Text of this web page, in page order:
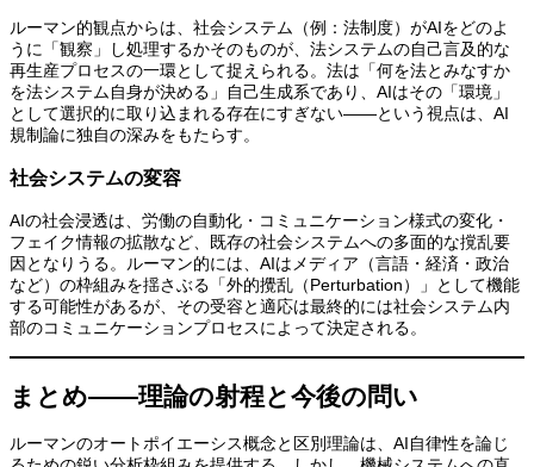
ルーマン的観点からは、社会システム（例：法制度）がAIをどのよ
うに「観察」し処理するかそのものが、法システムの自己言及的な
再生産プロセスの一環として捉えられる。法は「何を法とみなすか
を法システム自身が決める」自己生成系であり、AIはその「環境」
として選択的に取り込まれる存在にすぎない——という視点は、AI
規制論に独自の深みをもたらす。
社会システムの変容
AIの社会浸透は、労働の自動化・コミュニケーション様式の変化・
フェイク情報の拡散など、既存の社会システムへの多面的な撹乱要
因となりうる。ルーマン的には、AIはメディア（言語・経済・政治
など）の枠組みを揺さぶる「外的攪乱（Perturbation）」として機能
する可能性があるが、その受容と適応は最終的には社会システム内
部のコミュニケーションプロセスによって決定される。
まとめ——理論の射程と今後の問い
ルーマンのオートポイエーシス概念と区別理論は、AI自律性を論じ